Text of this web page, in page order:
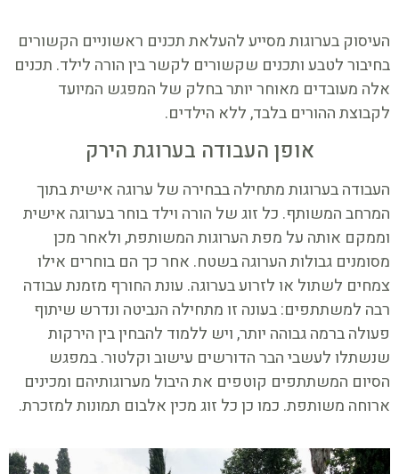
העיסוק בערוגות מסייע להעלאת תכנים ראשוניים הקשורים
בחיבור לטבע ותכנים שקשורים לקשר בין הורה לילד. תכנים
אלה מעובדים מאוחר יותר בחלק של המפגש המיועד
לקבוצת ההורים בלבד, ללא הילדים.
אופן העבודה בערוגת הירק
העבודה בערוגות מתחילה בבחירה של ערוגה אישית בתוך
המרחב המשותף. כל זוג של הורה וילד בוחר בערוגה אישית
וממקם אותה על מפת הערוגות המשותפת, ולאחר מכן
מסומנים גבולות הערוגה בשטח. אחר כך הם בוחרים אילו
צמחים לשתול או לזרוע בערוגה. עונת החורף מזמנת עבודה
רבה למשתתפים: בעונה זו מתחילה הנביטה ונדרש שיתוף
פעולה ברמה גבוהה יותר, ויש ללמוד להבחין בין הירקות
שנשתלו לעשבי הבר הדורשים עישוב וקלטור. במפגש
הסיום המשתתפים קוטפים את היבול מערוגותיהם ומכינים
ארוחה משותפת. כמו כן כל זוג מכין אלבום תמונות למזכרת.